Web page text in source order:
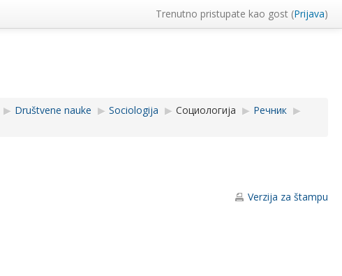
Trenutno pristupate kao gost (Prijava)
▶︎ Društvene nauke ▶︎ Sociologija ▶︎ Социологија ▶︎ Речник ▶︎
Verzija za štampu